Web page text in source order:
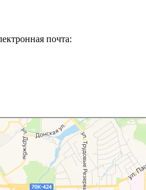
почта: